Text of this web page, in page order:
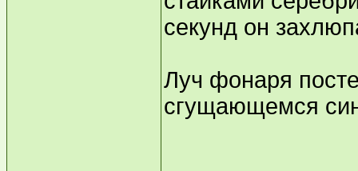
секунд он
Луч фонаря
сгущающемся